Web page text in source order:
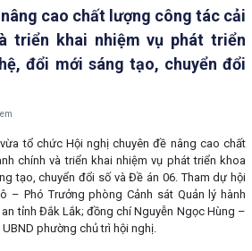
cao chất lượng công tác cải
triển khai nhiệm vụ phát triển
đổi mới sáng tạo, chuyển đổi
tổ chức Hội nghị chuyên đề nâng cao chất
chính và triển khai nhiệm vụ phát triển khoa
tạo, chuyển đổi số và Đề án 06. Tham dự hội
– Phó Trưởng phòng Cảnh sát Quản lý hành
tỉnh Đắk Lắk; đồng chí Nguyễn Ngọc Hùng –
phường chủ trì hội nghị.